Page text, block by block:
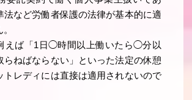
法など労働者保護の法律が基本的に適
えば「1日◯時間以上働いたら◯分以
らねばならない」といった法定の休憩
トレディには直接は適用されないので